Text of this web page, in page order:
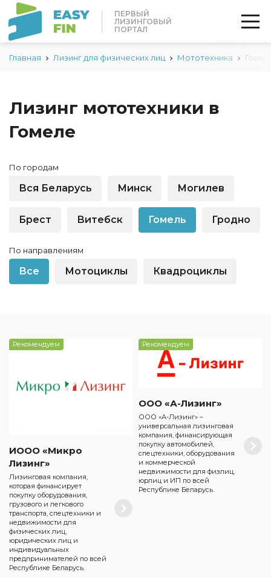
ПЕРВЫЙ
ЛИЗИНГОВЫЙ
ПОРТАЛ
Главная Лизинг для физических лиц Мототехника
Лизинг мототехники в
Гомеле
По городам
Вся Беларусь Минск Могилев
Брест Витебск Гомель Гродно
По направлениям
Все Мотоциклы Квадроциклы
Рекомендуем
ИООО «Микро
Лизинг»
Лизинговая компания,
которая финансирует
покупку оборудования,
грузового и легкового
транспорта, спецтехники и
недвижимости для
физических лиц,
юридических лиц и
индивидуальных
предпринимателей по всей
Республике Беларусь.
Рекомендуем
ООО «А-Лизинг»
ООО «А-Лизинг» –
универсальная лизинговая
компания, финансирующая
покупку автомобилей,
спецтехники, оборудования
и коммерческой
недвижимости для физлиц,
юрлиц и ИП по всей
Республике Беларусь.